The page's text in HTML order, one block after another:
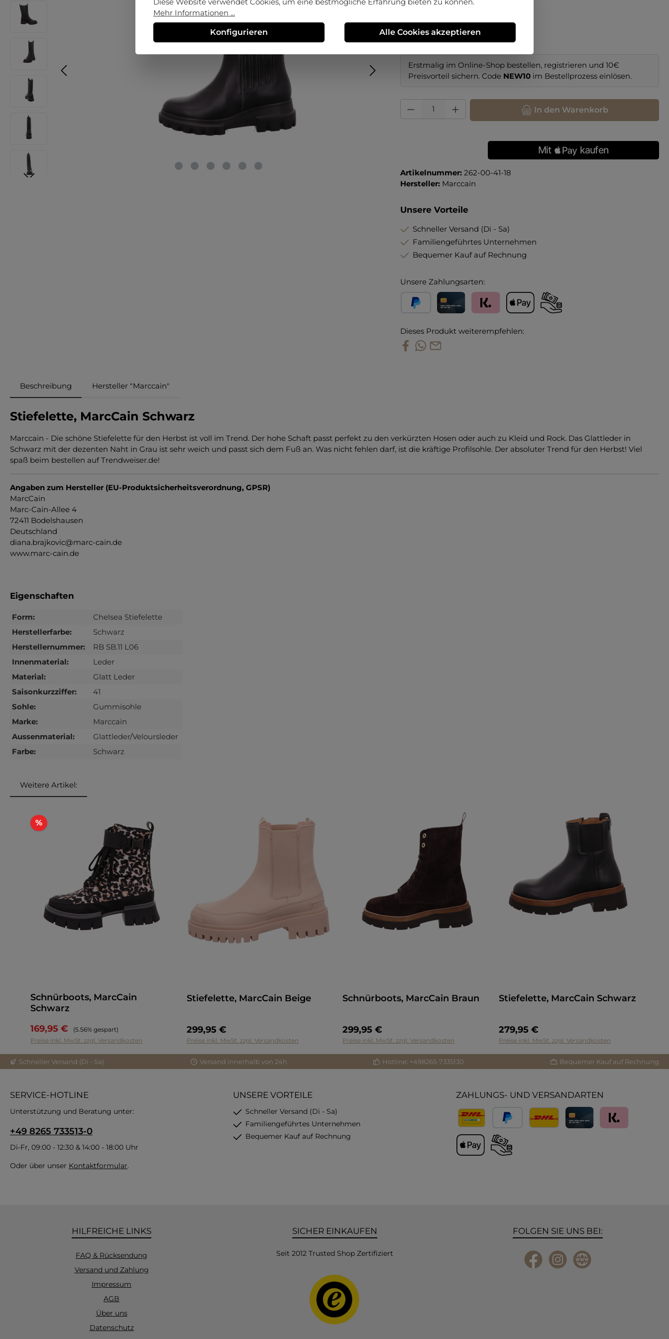
36 37 38 39
Erstmalig im Online-Shop bestellen, registrieren und 10€
Preisvorteil sichern. Code NEW10 im Bestellprozess einlösen.
Produkt Anzahl: Gib den gewünschten Wert ein oder benutze die
In den Warenkorb
Artikelnummer: 262-00-41-18
Hersteller: Marccain
Unsere Vorteile
Schneller Versand (Di - Sa)
Familiengeführtes Unternehmen
Bequemer Kauf auf Rechnung
Unsere Zahlungsarten:
Dieses Produkt weiterempfehlen:
Beschreibung Hersteller "Marccain"
Stiefelette, MarcCain Schwarz
Marccain - Die schöne Stiefelette für den Herbst ist voll im Trend. Der hohe Schaft passt perfekt zu den verkürzten Hosen oder auch zu Kleid und Rock. Das Glattleder in
Schwarz mit der dezenten Naht in Grau ist sehr weich und passt sich dem Fuß an. Was nicht fehlen darf, ist die kräftige Profilsohle. Der absoluter Trend für den Herbst! Viel
spaß beim bestellen auf Trendweiser.de!
Angaben zum Hersteller (EU-Produktsicherheitsverordnung, GPSR)
MarcCain
Marc-Cain-Allee 4
72411 Bodelshausen
Deutschland
diana.brajkovic@marc-cain.de
www.marc-cain.de
Eigenschaften
Form:
Chelsea Stiefelette
Herstellerfarbe:
Schwarz
Herstellernummer:
RB SB.11 L06
Innenmaterial:
Leder
Material:
Glatt Leder
Saisonkurzziffer:
41
Sohle:
Gummisohle
Marke:
Marccain
Aussenmaterial:
Glattleder/Veloursleder
Farbe:
Schwarz
Weitere Artikel:
%Rabatt
Schnürboots, MarcCain
Schwarz
169,95 €
Regulärer Preis:
(5.56% gespart)
Preise inkl. MwSt. zzgl. Versandkosten
Stiefelette, MarcCain Beige
299,95 €
Preise inkl. MwSt. zzgl. Versandkosten
Schnürboots, MarcCain Braun
299,95 €
Preise inkl. MwSt. zzgl. Versandkosten
Stiefelette, MarcCain Schwarz
279,95 €
Preise inkl. MwSt. zzgl. Versandkosten
Schneller Versand (Di - Sa) Versand innerhalb von 24h Hotline: +498265-7335130 Bequemer Kauf auf Rechnung
SERVICE-HOTLINE
Unterstützung und Beratung unter:
+49 8265 733513-0
Di-Fr, 09:00 - 12:30 & 14:00 - 18:00 Uhr
Oder über unser Kontaktformular.
UNSERE VORTEILE
Schneller Versand (Di - Sa)
Familiengeführtes Unternehmen
Bequemer Kauf auf Rechnung
ZAHLUNGS- UND VERSANDARTEN
PayPal
Versand
HILFREICHE LINKS
FAQ & Rücksendung
Versand und Zahlung
Impressum
AGB
Über uns
Datenschutz
SICHER EINKAUFEN
Seit 2012 Trusted Shop Zertifiziert
FOLGEN SIE UNS BEI:
FacebookInstagramWebsite
Mehr Informationen ...
Konfigurieren Alle Cookies akzeptieren